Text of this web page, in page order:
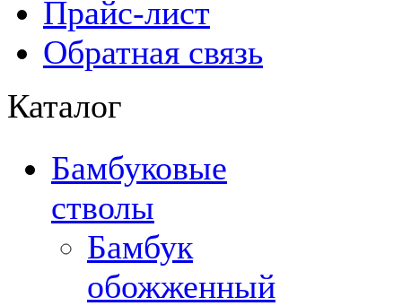
Прайс-лист
Обратная связь
Каталог
Бамбуковые
стволы
Бамбук
обожженный